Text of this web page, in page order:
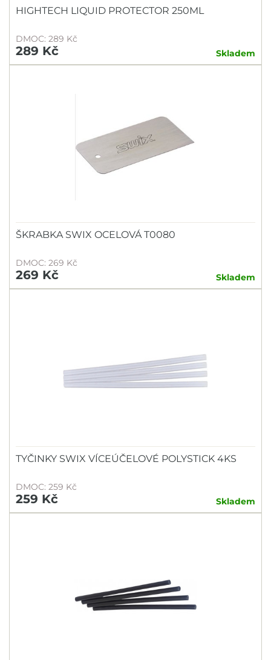
HIGHTECH LIQUID PROTECTOR 250ML
DMOC: 289 Kč
289 Kč Skladem
ŠKRABKA SWIX OCELOVÁ T0080
DMOC: 269 Kč
269 Kč Skladem
TYČINKY SWIX VÍCEÚČELOVÉ POLYSTICK 4KS
DMOC: 259 Kč
259 Kč Skladem